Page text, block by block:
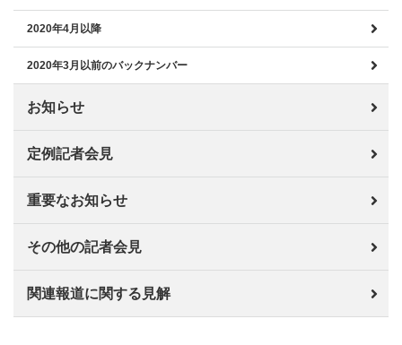
2020年4月以降
2020年3月以前のバックナンバー
お知らせ
定例記者会見
重要なお知らせ
その他の記者会見
関連報道に関する見解